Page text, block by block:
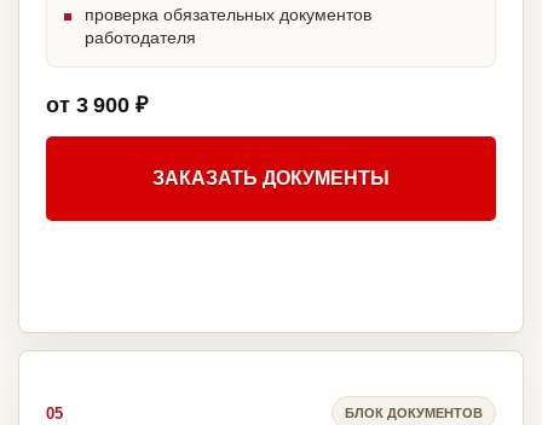
проверка обязательных документов
работодателя
от 3 900 ₽
ЗАКАЗАТЬ ДОКУМЕНТЫ
05 БЛОК ДОКУМЕНТОВ